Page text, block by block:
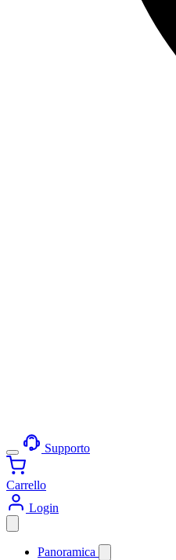
Supporto
Carrello
Login
Panoramica